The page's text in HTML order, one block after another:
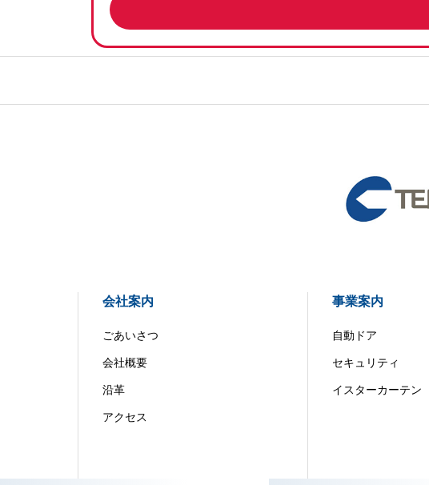
会社案内
ごあいさつ
会社概要
沿革
アクセス
事業案内
自動ドア
セキュリティ
イスターカーテン